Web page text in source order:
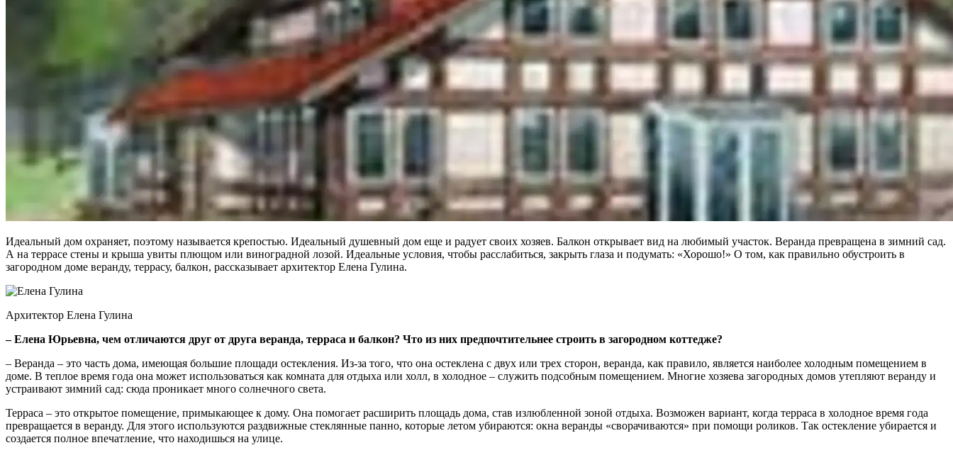
Идеальный дом охраняет, поэтому называется крепостью. Идеальный душевный дом еще и радует своих хозяев. Балкон открывает вид на любимый участок. Веранда превращена в зимний сад.
А на террасе стены и крыша увиты плющом или виноградной лозой. Идеальные условия, чтобы расслабиться, закрыть глаза и подумать: «Хорошо!» О том, как правильно обустроить в
загородном доме веранду, террасу, балкон, рассказывает архитектор Елена Гулина.
Архитектор Елена Гулина
– Елена Юрьевна, чем отличаются друг от друга веранда, терраса и балкон? Что из них предпочтительнее строить в загородном коттедже?
– Веранда – это часть дома, имеющая большие площади остекления. Из-­за того, что она остеклена с двух или трех сторон, веранда, как правило, является наиболее холодным помещением в
доме. В теплое время года она может использоваться как комната для отдыха или холл, в холодное – служить подсобным помещением. Многие хозяева загородных домов утепляют веранду и
устраивают зимний сад: сюда проникает много солнечного света.
Терраса – это открытое помещение, примыкающее к дому. Она помогает расширить площадь дома, став излюбленной зоной отдыха. Возможен вариант, когда терраса в холодное время года
превращается в веранду. Для этого используются раздвижные стеклянные панно, которые летом убираются: окна веранды «сворачиваются» при помощи роликов. Так остекление убирается и
создается полное впечатление, что находишься на улице.